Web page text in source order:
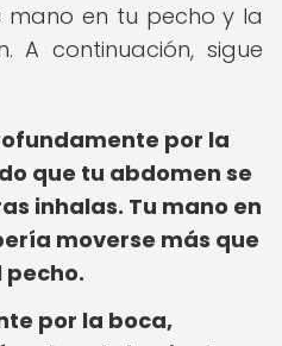
en tu pecho y la
A continuación, sigue
por la
que tu abdomen se
inhalas. Tu mano en
moverse más que
pecho.
por la boca,